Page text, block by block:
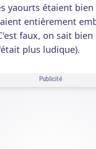
yaourts étaient
entièrement
faux, on sait bien
plus ludique).
Publicité